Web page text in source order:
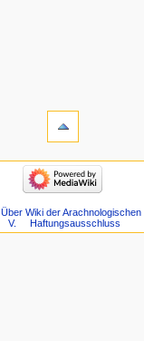
Über Wiki der Arachnologischen
V.
Haftungsausschluss